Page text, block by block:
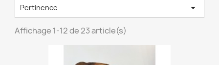
Pertinence 
Affichage 1-12 de 23 article(s)